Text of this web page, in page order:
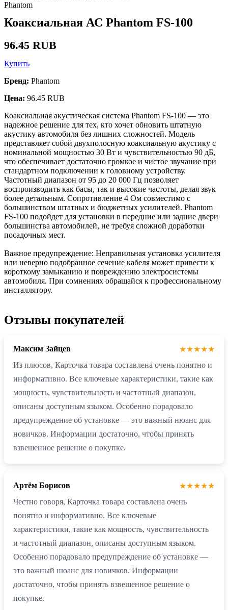
Phantom
Коаксиальная АС Phantom FS-100
96.45 RUB
Купить
Бренд: Phantom
Цена: 96.45 RUB
Коаксиальная акустическая система Phantom FS-100 — это
надежное решение для тех, кто хочет обновить штатную
акустику автомобиля без лишних сложностей. Модель
представляет собой двухполосную коаксиальную акустику с
номинальной мощностью 30 Вт и чувствительностью 90 дБ,
что обеспечивает достаточно громкое и чистое звучание при
стандартном подключении к головному устройству.
Частотный диапазон от 95 до 20 000 Гц позволяет
воспроизводить как басы, так и высокие частоты, делая звук
более детальным. Сопротивление 4 Ом совместимо с
большинством штатных и бюджетных усилителей. Phantom
FS-100 подойдет для установки в передние или задние двери
большинства автомобилей, не требуя сложной доработки
посадочных мест.
Важное предупреждение: Неправильная установка усилителя
или неверно подобранное сечение кабеля может привести к
короткому замыканию и повреждению электросистемы
автомобиля. При сомнениях обращайся к профессиональному
инсталлятору.
Отзывы покупателей
Максим Зайцев
★★★★★
Из плюсов, Карточка товара составлена очень понятно и
информативно. Все ключевые характеристики, такие как
мощность, чувствительность и частотный диапазон,
описаны доступным языком. Особенно порадовало
предупреждение об установке — это важный нюанс для
новичков. Информации достаточно, чтобы принять
взвешенное решение о покупке.
Артём Борисов
★★★★★
Честно говоря, Карточка товара составлена очень
понятно и информативно. Все ключевые
характеристики, такие как мощность, чувствительность
и частотный диапазон, описаны доступным языком.
Особенно порадовало предупреждение об установке —
это важный нюанс для новичков. Информации
достаточно, чтобы принять взвешенное решение о
покупке.